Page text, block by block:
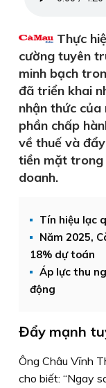
Thực
cường tuyên
minh bạch
đã triển khai
nhận thức của
phần chấp
về thuế và
tiền mặt trong
doanh.
Tín hiệu lạc
Năm 2025,
18% dự toán
Áp lực thu
động
Đẩy mạnh
Ông Châu Vĩnh
cho biết: “Ngay